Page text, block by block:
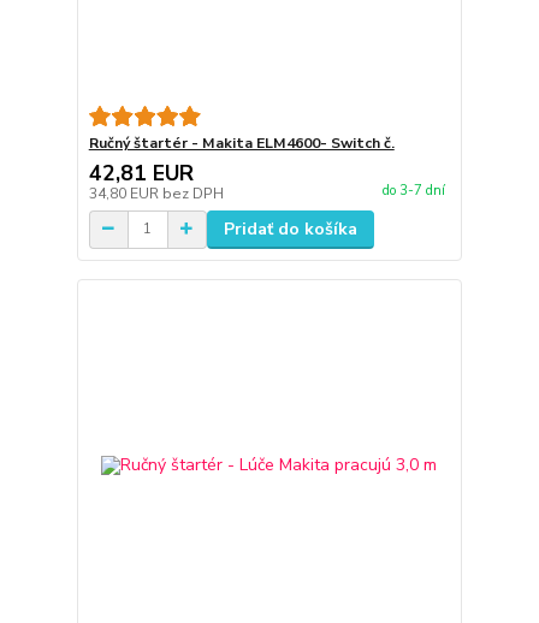
Ručný štartér - Makita ELM4600- Switch č.
42,81 EUR
34,80 EUR bez DPH do 3-7 dní
Pridať do košíka